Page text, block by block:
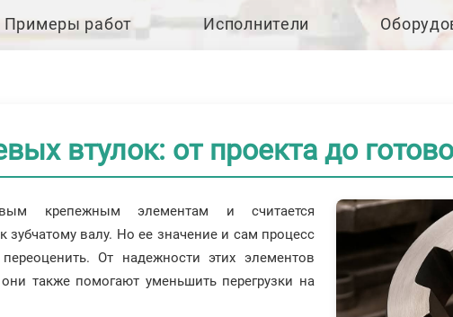
Примеры работ Исполнители
втулок: от проекта до
крепежным элементам и считается
валу. Но ее значение и сам процесс
От надежности этих элементов
также помогают уменьшить перегрузки на